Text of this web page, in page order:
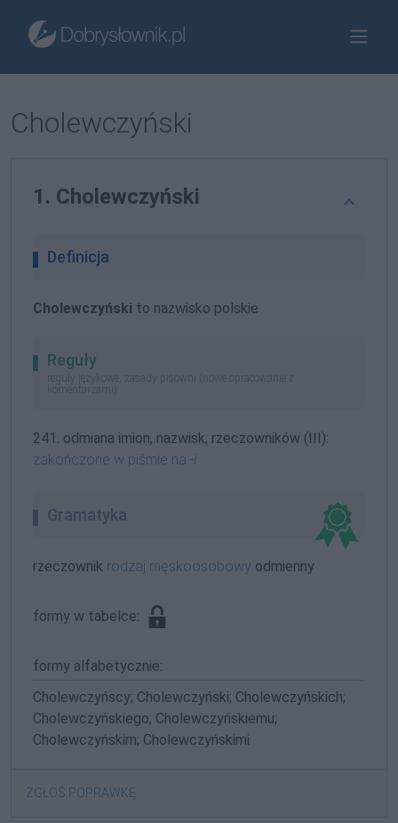
Cholewczyński
1. Cholewczyński
Definicja
Cholewczyński to nazwisko polskie
Reguły
reguły językowe, zasady pisowni (nowe opracowanie z
komentarzami)
241. odmiana imion, nazwisk, rzeczowników (III):
zakończone w piśmie na -i
Gramatyka
rzeczownik rodzaj męskoosobowy odmienny
formy w tabelce:
formy alfabetycznie:
Cholewczyńscy; Cholewczyński; Cholewczyńskich;
Cholewczyńskiego; Cholewczyńskiemu;
Cholewczyńskim; Cholewczyńskimi
ZGŁOŚ POPRAWKĘ